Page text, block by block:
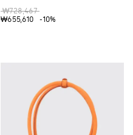
₩728,467
₩655,610
-10%